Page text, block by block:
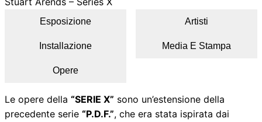
Esposizione
Installazione
Opere
Artisti
Media E Stampa
Le opere della “SERIE X” sono un’estensione della
precedente serie “P.D.F.”, che era stata ispirata dai